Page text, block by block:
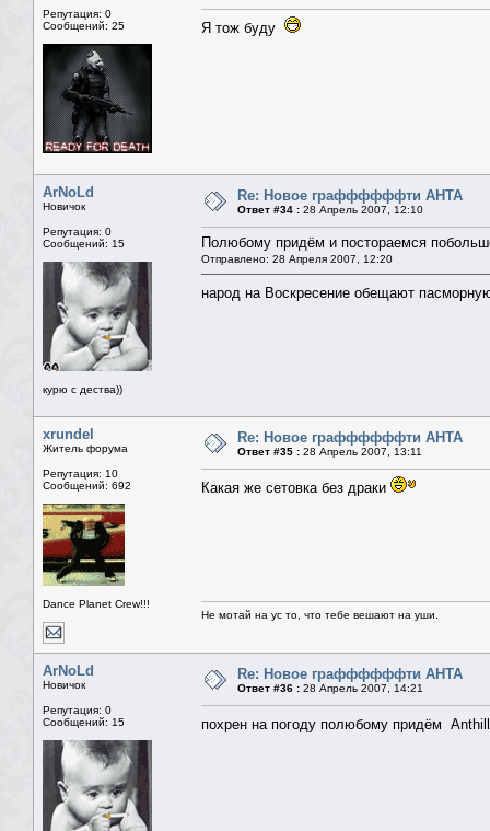
Репутация: 0
Сообщений: 25
Я тож буду
ArNoLd
Новичок
Репутация: 0
Сообщений: 15
курю с дества))
Re: Новое граффффффти АНТА
Ответ #34 : 28 Апрель 2007, 12:10
Полюбому придём и постораемся
Отправлено: 28 Апреля 2007, 12:20
народ на Воскресение обещают
xrundel
Житель форума
Репутация: 10
Сообщений: 692
Dance Planet Crew!!!
Re: Новое граффффффти АНТА
Ответ #35 : 28 Апрель 2007, 13:11
Какая же сетовка без драки
Не мотай на ус то, что тебе вешают на уши.
ArNoLd
Новичок
Репутация: 0
Сообщений: 15
Re: Новое граффффффти АНТА
Ответ #36 : 28 Апрель 2007, 14:21
похрен на погоду полюбому придём